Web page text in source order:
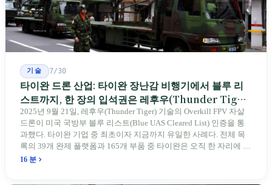
기술 7/30
타이완 드론 산업: 타이완 장난감 비행기에서 블루 리
스트까지, 한 장의 입석권은 레후우(Thunder Tiger)
에게
2025년 9월 21일, 레후우(Thunder Tiger) 기술의 Overkill FPV 자살
드론이 미국 국방부 블루 리스트(Blue UAS Cleared List) 인증을 통
과했다. 타이완 기업 중 최초이자 지금까지 유일한 사례다. 전체 목
록의 39개 완제 플랫폼과 165개 부품 중 타이완은 오직 한 자리에 불
과하다. 2026년 4월, 미국 양당 소속 상원의원 4명이 《타이완을 위
16 분